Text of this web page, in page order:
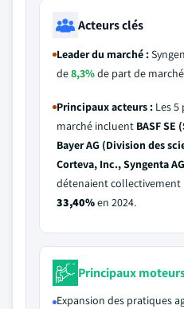
Acteurs clés
Leader du marché :
de8,3%de part de
Principaux acteurs : Les 5
marché incluent BASF
Bayer AG (Division des
Corteva, Inc., Syngenta
détenaient collectivement
33,40%en 2024.
Principaux
Expansion des pratiques